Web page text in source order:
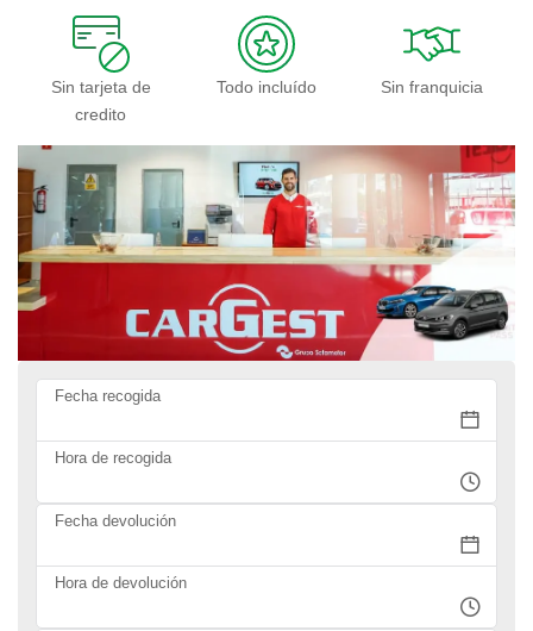
Sin tarjeta de
credito
Todo incluído Sin franquicia
Fecha recogida
Hora de recogida
Fecha devolución
Hora de devolución